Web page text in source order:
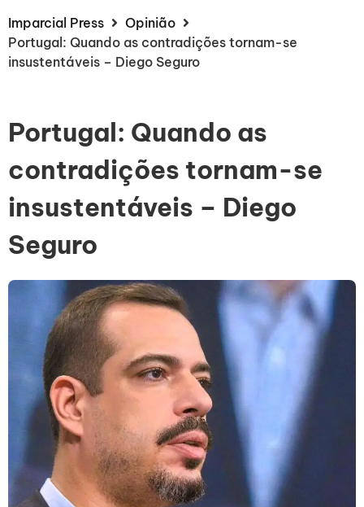
Imparcial Press
Opinião
Portugal: Quando as contradições tornam-se
insustentáveis – Diego Seguro
Portugal: Quando as
contradições tornam-se
insustentáveis – Diego
Seguro